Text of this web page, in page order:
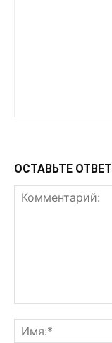
ОСТАВЬТЕ ОТВЕТ